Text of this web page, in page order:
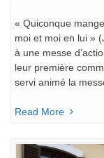
« Quiconque
moi et moi en lui »
à une messe
leur première
servi animé la
Read More